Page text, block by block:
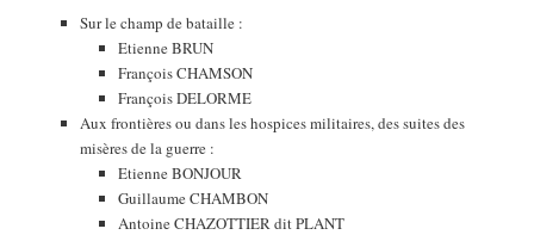
Sur le champ de bataille :
Etienne BRUN
François CHAMSON
François DELORME
Aux frontières ou dans les hospices militaires, des suites des
misères de la guerre :
Etienne BONJOUR
Guillaume CHAMBON
Antoine CHAZOTTIER dit PLANT